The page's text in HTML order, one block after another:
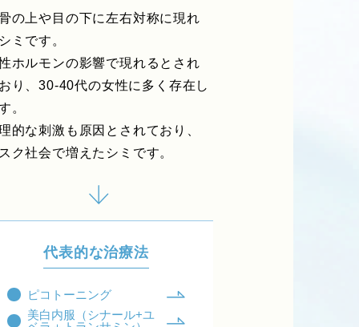
の上や目の下に左右対称に現れ
ミです。
ホルモンの影響で現れるとされ
り、30-40代の女性に多く存在し
。
的な刺激も原因とされており、
ク社会で増えたシミです。
代表的な治療法
ピコトーニング
美白内服（シナール+ユ